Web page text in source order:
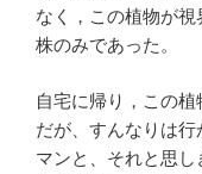
なく，この植物が
株のみであった。
自宅に帰り，この
だが、すんなりは
マンと、それと思